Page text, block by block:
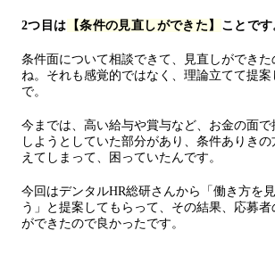
2つ目は 【条件の見直しができた 】 ことです
条件面について相談できて、見直しができ
ね。それも感覚的ではなく、理論立てて提
で。
今までは、高い給与や賞与など、お金の面
しようとしていた部分があり、条件ありき
えてしまって、困っていたんです。
今回はデンタルHR総研さんから「働き方を
う」と提案してもらって、その結果、応募者
ができたので良かったです。